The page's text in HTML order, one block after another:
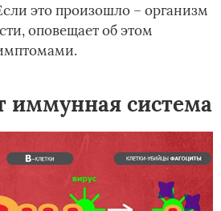
это произошло – организм
оповещает об этом
иммунная система